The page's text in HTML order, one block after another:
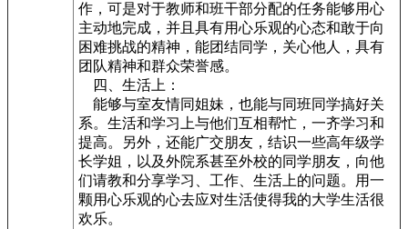
作，可是对于教师和班干部分配的任务能够用心
主动地完成，并且具有用心乐观的心态和敢于向
困难挑战的精神，能团结同学，关心他人，具有
团队精神和群众荣誉感。
四、生活上：
能够与室友情同姐妹，也能与同班同学搞好关
系。生活和学习上与他们互相帮忙，一齐学习和
提高。另外，还能广交朋友，结识一些高年级学
长学姐，以及外院系甚至外校的同学朋友，向他
们请教和分享学习、工作、生活上的问题。用一
颗用心乐观的心去应对生活使得我的大学生活很
欢乐。